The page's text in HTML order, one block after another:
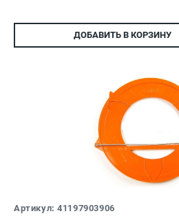
ДОБАВИТЬ В КОРЗИНУ
Артикул: 41197903906